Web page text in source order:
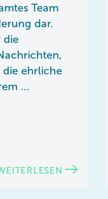
Team
dar.
die
ehrliche
...